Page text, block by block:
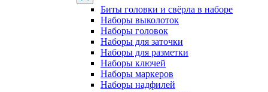
Биты головки и свёрла в наборе
Наборы выколоток
Наборы головок
Наборы для заточки
Наборы для разметки
Наборы ключей
Наборы маркеров
Наборы надфилей